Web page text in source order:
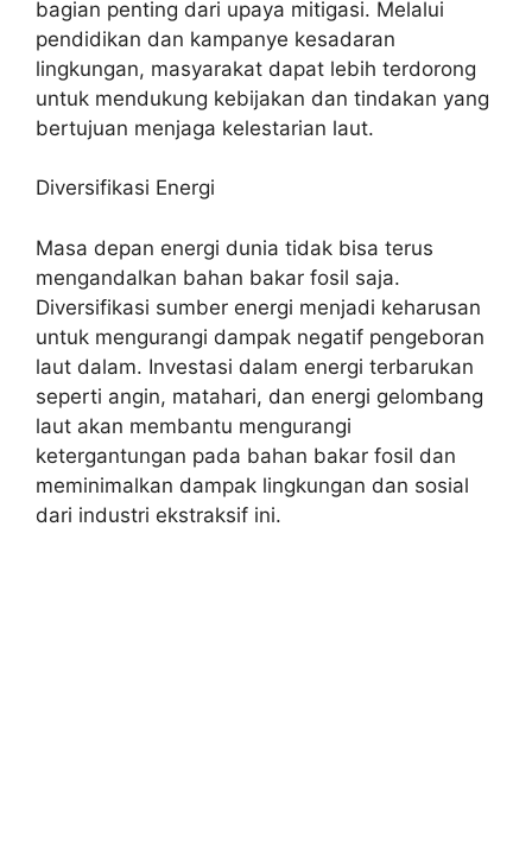
bagian penting dari upaya mitigasi. Melalui
pendidikan dan kampanye kesadaran
lingkungan, masyarakat dapat lebih terdorong
untuk mendukung kebijakan dan tindakan yang
bertujuan menjaga kelestarian laut.
Diversifikasi Energi
Masa depan energi dunia tidak bisa terus
mengandalkan bahan bakar fosil saja.
Diversifikasi sumber energi menjadi keharusan
untuk mengurangi dampak negatif pengeboran
laut dalam. Investasi dalam energi terbarukan
seperti angin, matahari, dan energi gelombang
laut akan membantu mengurangi
ketergantungan pada bahan bakar fosil dan
meminimalkan dampak lingkungan dan sosial
dari industri ekstraksif ini.